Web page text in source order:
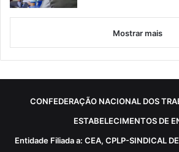
Mostrar mais
CONFEDERAÇÃO NACIONAL DOS
ESTABELECIMENTOS DE
Entidade Filiada a: CEA, CPLP-SINDICAL